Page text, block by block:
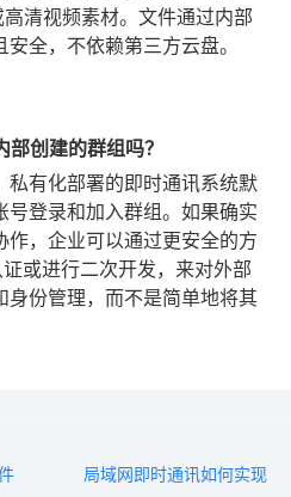
清视频素材。文件通过内部
全，不依赖第三方云盘。
创建的群组吗？
私有化部署的即时通讯系统默
号登录和加入群组。如果确实
作，企业可以通过更安全的方
或进行二次开发，来对外部
身份管理，而不是简单地将其
局域网即时通讯如何实现